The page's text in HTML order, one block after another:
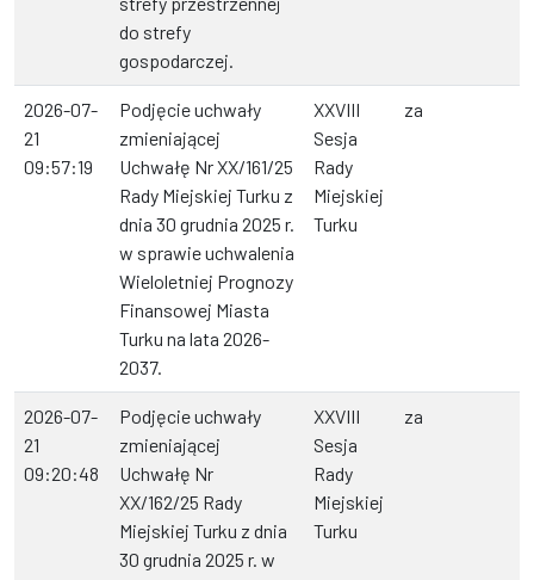
do strefy
gospodarczej.
2026-07-
21
09:57:19
Podjęcie uchwały
zmieniającej
Uchwałę Nr XX/161/25
Rady Miejskiej Turku z
dnia 30 grudnia 2025 r.
w sprawie uchwalenia
Wieloletniej Prognozy
Finansowej Miasta
Turku na lata 2026-
2037.
XXVIII
Sesja
Rady
Miejskiej
Turku
za
2026-07-
21
09:20:48
Podjęcie uchwały
zmieniającej
Uchwałę Nr
XX/162/25 Rady
Miejskiej Turku z dnia
30 grudnia 2025 r. w
XXVIII
Sesja
Rady
Miejskiej
Turku
za